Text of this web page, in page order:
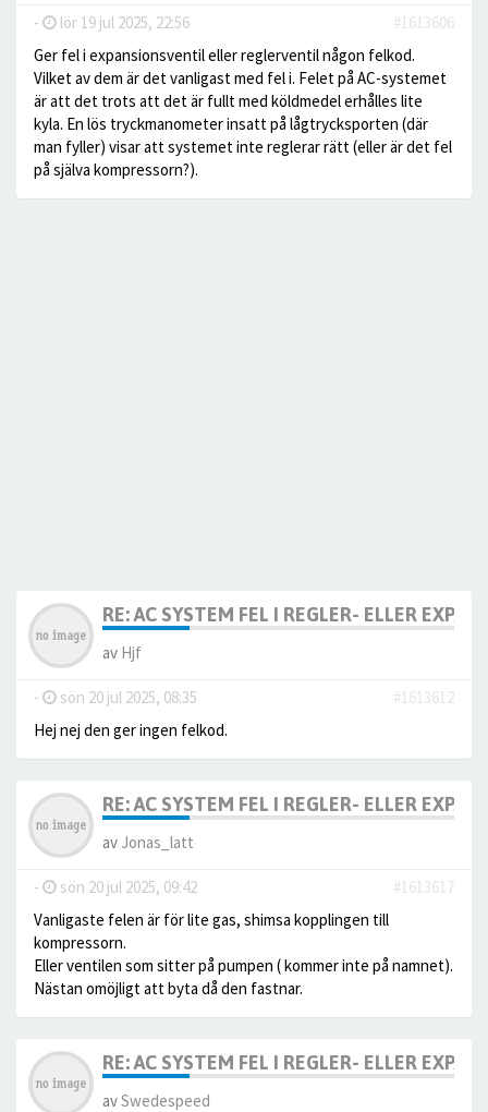
- lör 19 jul 2025, 22:56
#1613606
Ger fel i expansionsventil eller reglerventil någon felkod.
Vilket av dem är det vanligast med fel i. Felet på AC-systemet
är att det trots att det är fullt med köldmedel erhålles lite
kyla. En lös tryckmanometer insatt på lågtrycksporten (där
man fyller) visar att systemet inte reglerar rätt (eller är det fel
på själva kompressorn?).
RE: AC SYSTEM FEL I REGLER- ELLER
av Hjf
- sön 20 jul 2025, 08:35
#1613612
Hej nej den ger ingen felkod.
RE: AC SYSTEM FEL I REGLER- ELLER
av Jonas_latt
- sön 20 jul 2025, 09:42
#1613617
Vanligaste felen är för lite gas, shimsa kopplingen till
kompressorn.
Eller ventilen som sitter på pumpen ( kommer inte på namnet).
Nästan omöjligt att byta då den fastnar.
RE: AC SYSTEM FEL I REGLER- ELLER
avSwedespeed